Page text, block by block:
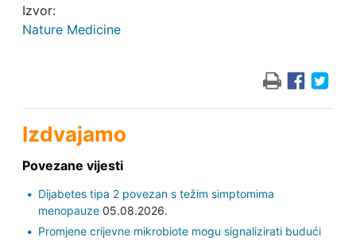
Izvor:
Nature Medicine
Izdvajamo
Povezane vijesti
Dijabetes tipa 2 povezan s težim simptomima
menopauze05.08.2026.
Promjene crijevne mikrobiote mogu signalizirati budući